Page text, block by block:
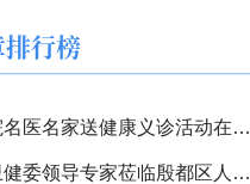
行榜
医名家送健康义诊活动在殷
启
委领导专家莅临殷都区人民